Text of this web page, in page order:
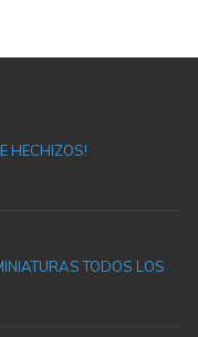
HECHIZOS!
TODOS LOS